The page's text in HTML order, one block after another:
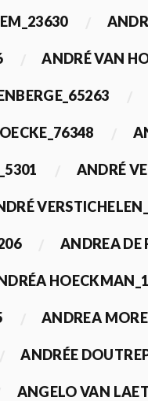
ANDRÉ VAN
ANDRÉ
ANDREA DE
ANDREA
ANDRÉE
ANGELO VAN